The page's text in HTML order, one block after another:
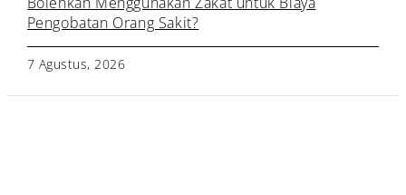
Pengobatan Orang Sakit?
7 Agustus, 2026